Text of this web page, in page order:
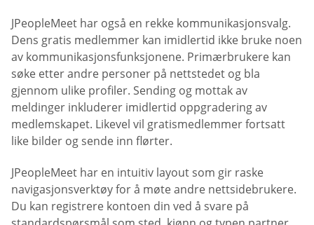
JPeopleMeet har også en rekke kommunikasjonsvalg.
Dens gratis medlemmer kan imidlertid ikke bruke noen
av kommunikasjonsfunksjonene. Primærbrukere kan
søke etter andre personer på nettstedet og bla
gjennom ulike profiler. Sending og mottak av
meldinger inkluderer imidlertid oppgradering av
medlemskapet. Likevel vil gratismedlemmer fortsatt
like bilder og sende inn flørter.
JPeopleMeet har en intuitiv layout som gir raske
navigasjonsverktøy for å møte andre nettsidebrukere.
Du kan registrere kontoen din ved å svare på